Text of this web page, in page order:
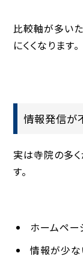
比較軸が多い
にくくなります。
情報発信が
実は寺院の多く
す。
ホームペ
情報が少な